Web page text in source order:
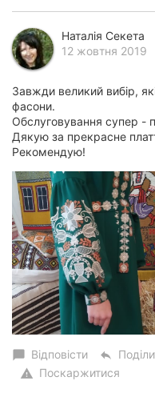
Наталія Секета
12 жовтня 2019
Завжди великий вибір,
фасони.
Обслуговування супер -
Дякую за прекрасне
Рекомендую!
chat_bubble Відповісти reply
warning Поскаржитися